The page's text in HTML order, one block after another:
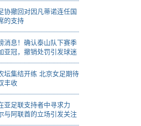
协撤回对因凡蒂诺连任国
的支持
消息！确认泰山队下赛季
亚冠，撤销处罚引发球迷
坛集结开练 北京女足期待
丰收
亚足联支持者中寻求力
与阿联酋的立场引发关注